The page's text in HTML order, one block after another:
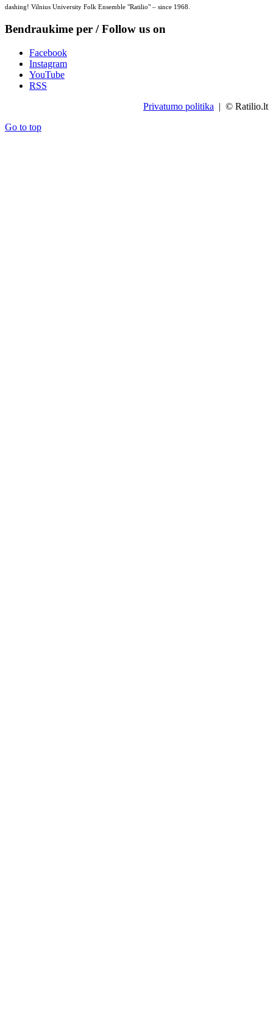
dashing! Vilnius University Folk Ensemble "Ratilio" – since 1968.
Bendraukime per / Follow us on
Facebook
Instagram
YouTube
RSS
Privatumo politika | © Ratilio.lt
Go to top